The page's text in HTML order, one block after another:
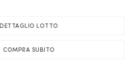
DETTAGLIO LOTTO
COMPRA SUBITO